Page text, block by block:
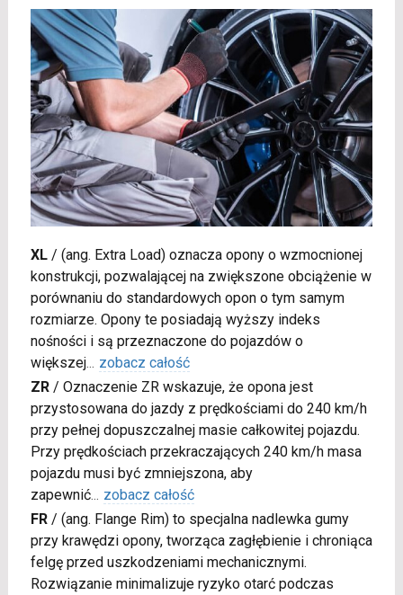
XL/ (ang. Extra Load) oznacza opony o wzmocnionej
konstrukcji, pozwalającej na zwiększone obciążenie w
porównaniu do standardowych opon o tym samym
rozmiarze. Opony te posiadają wyższy indeks
nośności i są przeznaczone do pojazdów o
większej... zobacz całość
ZR/ Oznaczenie ZR wskazuje, że opona jest
przystosowana do jazdy z prędkościami do 240 km/h
przy pełnej dopuszczalnej masie całkowitej pojazdu.
Przy prędkościach przekraczających 240 km/h masa
pojazdu musi być zmniejszona, aby
zapewnić... zobacz całość
FR/ (ang. Flange Rim) to specjalna nadlewka gumy
przy krawędzi opony, tworząca zagłębienie i chroniąca
felgę przed uszkodzeniami mechanicznymi.
Rozwiązanie minimalizuje ryzyko otarć podczas